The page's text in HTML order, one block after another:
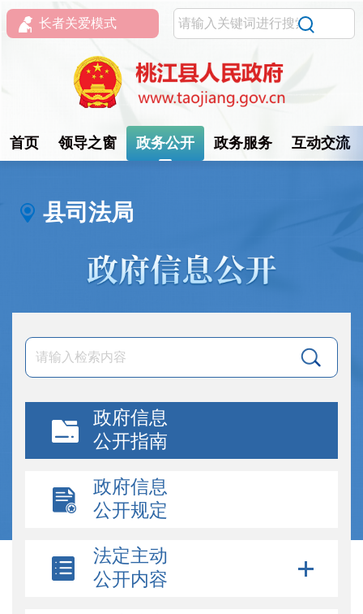
长者关爱模式
首页 领导之窗 政务公开 政务服务 互动交流
县司法局
政府信息
公开指南
政府信息
公开规定
法定主动
公开内容